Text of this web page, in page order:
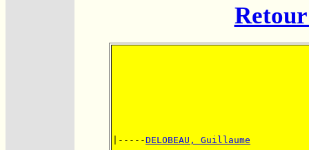
|-----DELOBEAU, Guillaume